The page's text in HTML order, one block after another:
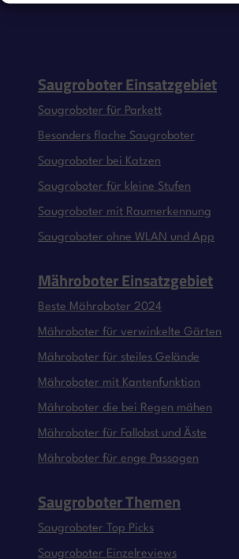
Saugroboter Einsatzgebiet
Saugroboter für Parkett
Besonders flache Saugroboter
Saugroboter bei Katzen
Saugroboter für kleine Stufen
Saugroboter mit Raumerkennung
Saugroboter ohne WLAN und App
Mähroboter Einsatzgebiet
Beste Mähroboter 2024
Mähroboter für verwinkelte Gärten
Mähroboter für steiles Gelände
Mähroboter mit Kantenfunktion
Mähroboter die bei Regen mähen
Mähroboter für Fallobst und Äste
Mähroboter für enge Passagen
Saugroboter Themen
Saugroboter Top Picks
Saugroboter Einzelreviews